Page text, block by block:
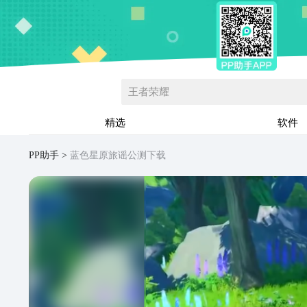
王者荣耀
精选 软件
PP助手 蓝色星原旅谣公测下载